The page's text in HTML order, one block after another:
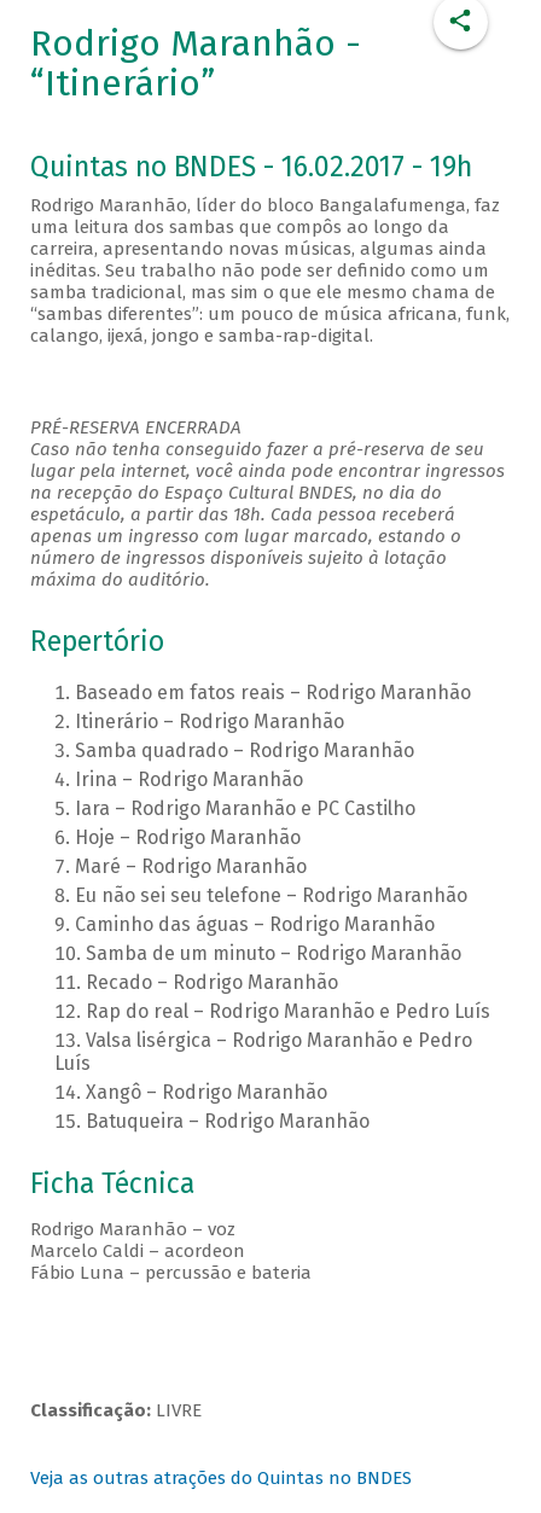
Rodrigo Maranhão -
“Itinerário”
Quintas no BNDES - 16.02.2017 - 19h
Rodrigo Maranhão, líder do bloco Bangalafumenga, faz
uma leitura dos sambas que compôs ao longo da
carreira, apresentando novas músicas, algumas ainda
inéditas. Seu trabalho não pode ser definido como um
samba tradicional, mas sim o que ele mesmo chama de
“sambas diferentes”: um pouco de música africana, funk,
calango, ijexá, jongo e samba-rap-digital.
PRÉ-RESERVA ENCERRADA
Caso não tenha conseguido fazer a pré-reserva de seu
lugar pela internet, você ainda pode encontrar ingressos
na recepção do Espaço Cultural BNDES, no dia do
espetáculo, a partir das 18h. Cada pessoa receberá
apenas um ingresso com lugar marcado, estando o
número de ingressos disponíveis sujeito à lotação
máxima do auditório.
Repertório
Baseado em fatos reais – Rodrigo Maranhão
Itinerário – Rodrigo Maranhão
Samba quadrado – Rodrigo Maranhão
Irina – Rodrigo Maranhão
Iara – Rodrigo Maranhão e PC Castilho
Hoje – Rodrigo Maranhão
Maré – Rodrigo Maranhão
Eu não sei seu telefone – Rodrigo Maranhão
Caminho das águas – Rodrigo Maranhão
Samba de um minuto – Rodrigo Maranhão
Recado – Rodrigo Maranhão
Rap do real – Rodrigo Maranhão e Pedro Luís
Valsa lisérgica – Rodrigo Maranhão e Pedro
Luís
Xangô – Rodrigo Maranhão
Batuqueira – Rodrigo Maranhão
Ficha Técnica
Rodrigo Maranhão – voz
Marcelo Caldi – acordeon
Fábio Luna – percussão e bateria
Classificação: LIVRE
Veja as outras atrações do Quintas no BNDES